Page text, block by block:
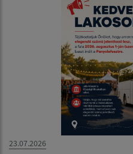
23.07.2026